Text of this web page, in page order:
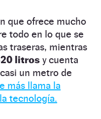
que ofrece mucho
todo en lo que se
traseras, mientras
litros y cuenta
un metro de
más llama la
tecnología.